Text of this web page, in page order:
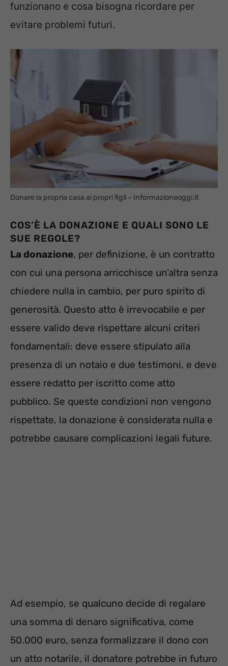
funzionano e cosa bisogna ricordare per
evitare problemi futuri.
Donare la propria casa ai propri figli – Informazioneoggi.it
COS’È LA DONAZIONE E QUALI SONO LE
SUE REGOLE?
La donazione, per definizione, è un contratto
con cui una persona arricchisce un’altra senza
chiedere nulla in cambio, per puro spirito di
generosità. Questo atto è irrevocabile e per
essere valido deve rispettare alcuni criteri
fondamentali: deve essere stipulato alla
presenza di un notaio e due testimoni, e deve
essere redatto per iscritto come atto
pubblico. Se queste condizioni non vengono
rispettate, la donazione è considerata nulla e
potrebbe causare complicazioni legali future.
Ad esempio, se qualcuno decide di regalare
una somma di denaro significativa, come
50.000 euro, senza formalizzare il dono con
un atto notarile, il donatore potrebbe in futuro